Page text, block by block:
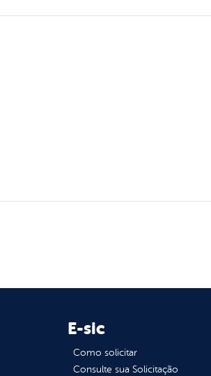
E-sic
Como solicitar
Consulte sua Solicitação